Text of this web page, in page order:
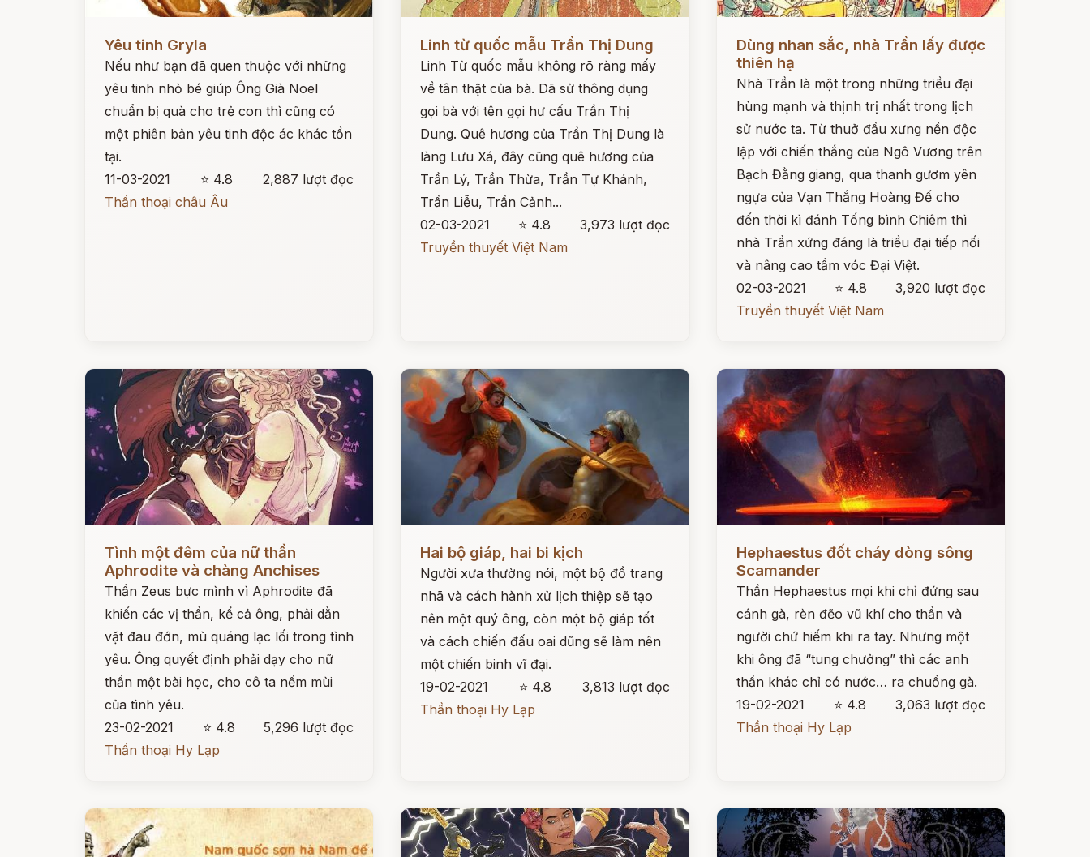
Yêu tinh Gryla
Nếu như bạn đã quen thuộc với những
yêu tinh nhỏ bé giúp Ông Già Noel
chuẩn bị quà cho trẻ con thì cũng có
một phiên bản yêu tinh độc ác khác tồn
tại.
11-03-2021
⭐ 4.8
2,887 lượt đọc
Thần thoại châu Âu
Linh từ quốc mẫu Trần Thị Dung
Linh Từ quốc mẫu không rõ ràng mấy
về tân thật của bà. Dã sử thông dụng
gọi bà với tên gọi hư cấu Trần Thị
Dung. Quê hương của Trần Thị Dung là
làng Lưu Xá, đây cũng quê hương của
Trần Lý, Trần Thừa, Trần Tự Khánh,
Trần Liễu, Trần Cảnh...
02-03-2021
⭐ 4.8
3,973 lượt đọc
Truyền thuyết Việt Nam
Dùng nhan sắc, nhà Trần lấy được
thiên hạ
Nhà Trần là một trong những triều đại
hùng mạnh và thịnh trị nhất trong lịch
sử nước ta. Từ thuở đầu xưng nền độc
lập với chiến thắng của Ngô Vương trên
Bạch Đằng giang, qua thanh gươm yên
ngựa của Vạn Thắng Hoàng Đế cho
đến thời kì đánh Tống bình Chiêm thì
nhà Trần xứng đáng là triều đại tiếp nối
và nâng cao tầm vóc Đại Việt.
02-03-2021
⭐ 4.8
3,920 lượt đọc
Truyền thuyết Việt Nam
Tình một đêm của nữ thần
Aphrodite và chàng Anchises
Thần Zeus bực mình vì Aphrodite đã
khiến các vị thần, kể cả ông, phải dằn
vặt đau đớn, mù quáng lạc lối trong tình
yêu. Ông quyết định phải dạy cho nữ
thần một bài học, cho cô ta nếm mùi
của tình yêu.
23-02-2021
⭐ 4.8
5,296 lượt đọc
Thần thoại Hy Lạp
Hai bộ giáp, hai bi kịch
Người xưa thường nói, một bộ đồ trang
nhã và cách hành xử lịch thiệp sẽ tạo
nên một quý ông, còn một bộ giáp tốt
và cách chiến đấu oai dũng sẽ làm nên
một chiến binh vĩ đại.
19-02-2021
⭐ 4.8
3,813 lượt đọc
Thần thoại Hy Lạp
Hephaestus đốt cháy dòng sông
Scamander
Thần Hephaestus mọi khi chỉ đứng sau
cánh gà, rèn đẽo vũ khí cho thần và
người chứ hiếm khi ra tay. Nhưng một
khi ông đã “tung chưởng” thì các anh
thần khác chỉ có nước… ra chuồng gà.
19-02-2021
⭐ 4.8
3,063 lượt đọc
Thần thoại Hy Lạp